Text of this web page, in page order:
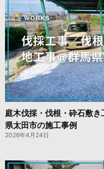
庭木伐採・伐根・砕石敷
県太田市の施工事例
2026年4月24日